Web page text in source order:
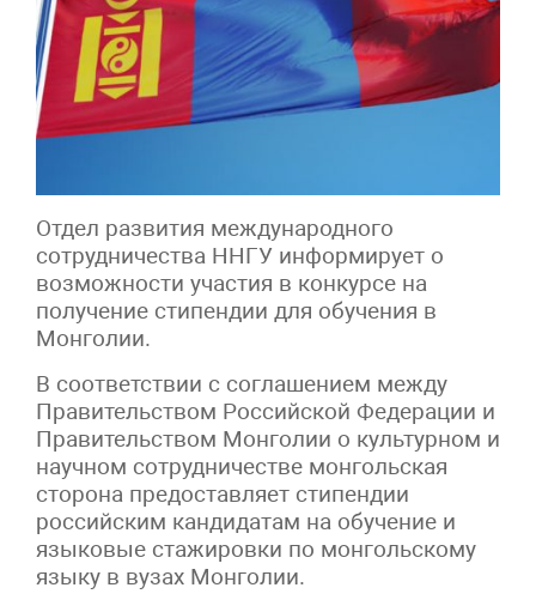
Отдел развития международного
сотрудничества ННГУ информирует о
возможности участия в конкурсе на
получение стипендии для обучения в
Монголии.
В соответствии с соглашением между
Правительством Российской Федерации и
Правительством Монголии о культурном и
научном сотрудничестве монгольская
сторона предоставляет стипендии
российским кандидатам на обучение и
языковые стажировки по монгольскому
языку в вузах Монголии.